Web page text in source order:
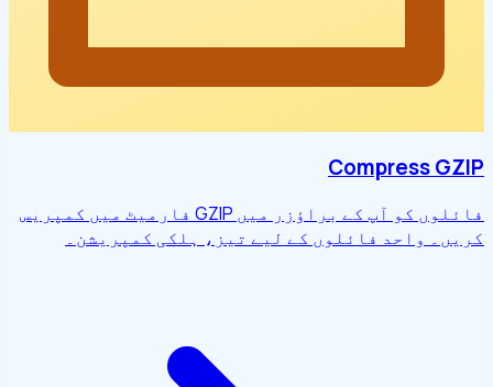
Compress GZIP
فائلوں کو آپ کے براؤزر میں GZIP فارمیٹ میں کمپریس
کریں۔ واحد فائلوں کے لیے تیز، ہلکی کمپریشن۔